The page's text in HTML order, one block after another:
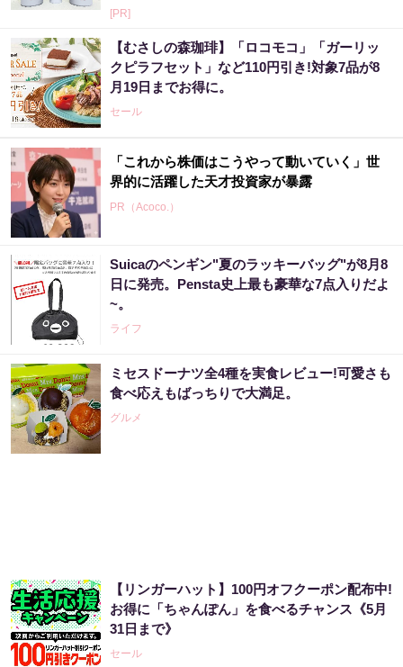
[PR]
【むさしの森珈琲】「ロコモコ」「ガーリッ
クピラフセット」など110円引き!対象7品が8
月19日までお得に。
セール
「これから株価はこうやって動いていく」世
界的に活躍した天才投資家が暴露
PR（Acoco.）
あなたの金運はどう？宝くじに縁がある時、
金運はこう変わる
「どうせ当たらない」と思ってた私が本当に
当選した“買い方”がこれ
PR（合同会社デジタルファーム ）
「SNSでも話題」60代から宝くじ運が変わる
人の特徴
PR（合同会社デジタルファーム ）
Suicaのペンギン"夏のラッキーバッグ"が8月8
日に発売。Pensta史上最も豪華な7点入りだよ
~。
ライフ
ミセスドーナツ全4種を実食レビュー!可愛さも
食べ応えもばっちりで大満足。
グルメ
【リンガーハット】100円オフクーポン配布中!
お得に「ちゃんぽん」を食べるチャンス《5月
31日まで》
セール